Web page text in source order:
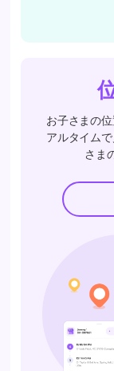
お子さまの
アルタイム
さま